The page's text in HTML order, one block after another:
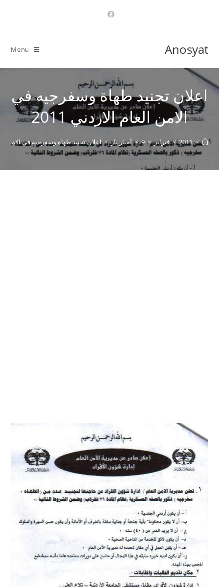
Anosyat
Menu
اعلان تجنيد طهاة وسفرجيه في
الامن العام الاردني 2011
>
2011
> فبراير >
9
> أخبار نار > اعلان تجنيد طهاة وسفرجيه في الامن العام